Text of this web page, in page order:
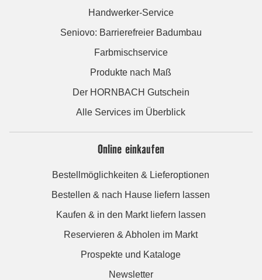
Handwerker-Service
Seniovo: Barrierefreier Badumbau
Farbmischservice
Produkte nach Maß
Der HORNBACH Gutschein
Alle Services im Überblick
Online einkaufen
Bestellmöglichkeiten & Lieferoptionen
Bestellen & nach Hause liefern lassen
Kaufen & in den Markt liefern lassen
Reservieren & Abholen im Markt
Prospekte und Kataloge
Newsletter